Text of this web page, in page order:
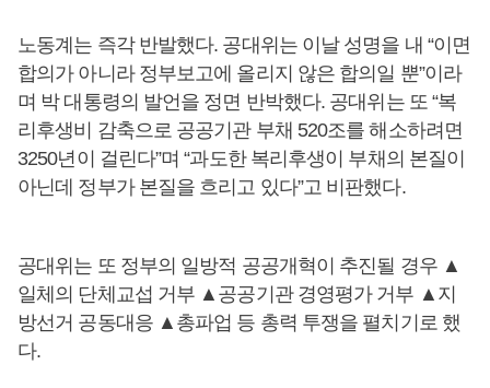
노동계는 즉각 반발했다. 공대위는 이날 성명을 내 “이면
합의가 아니라 정부보고에 올리지 않은 합의일 뿐”이라
며 박 대통령의 발언을 정면 반박했다. 공대위는 또 “복
리후생비 감축으로 공공기관 부채 520조를 해소하려면
3250년이 걸린다”며 “과도한 복리후생이 부채의 본질이
아닌데 정부가 본질을 흐리고 있다”고 비판했다.
공대위는 또 정부의 일방적 공공개혁이 추진될 경우 ▲
일체의 단체교섭 거부 ▲공공기관 경영평가 거부 ▲지
방선거 공동대응 ▲총파업 등 총력 투쟁을 펼치기로 했
다.